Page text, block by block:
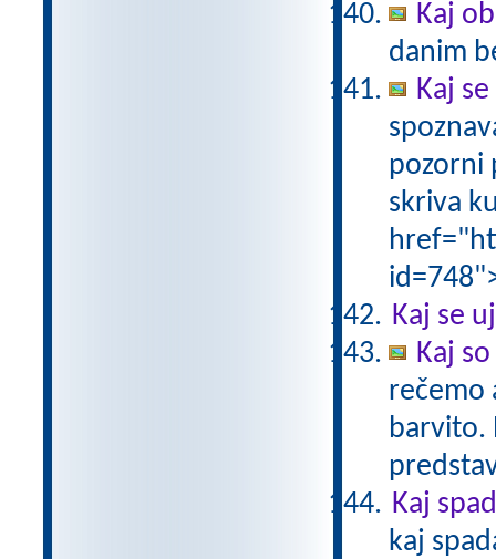
Kaj
danim
Kaj
pozorni
skriva
Kaj se
Kaj
rečemo
barvito.
Kaj
kaj